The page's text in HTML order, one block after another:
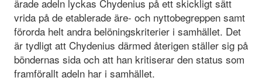
ärade adeln lyckas Chydenius på ett skickligt sätt
vrida på de etablerade äre- och nyttobegreppen samt
förorda helt andra belöningskriterier i samhället. Det
är tydligt att Chydenius därmed återigen ställer sig på
böndernas sida och att han kritiserar den status som
framförallt adeln har i samhället.